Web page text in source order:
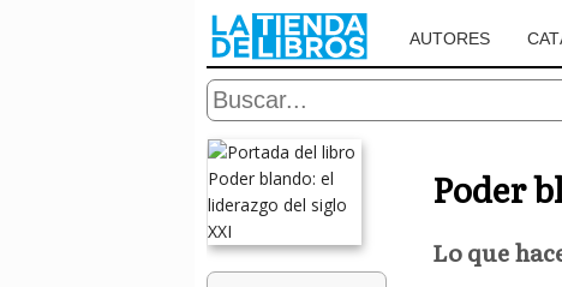
AUTORES
Poder
Lo que